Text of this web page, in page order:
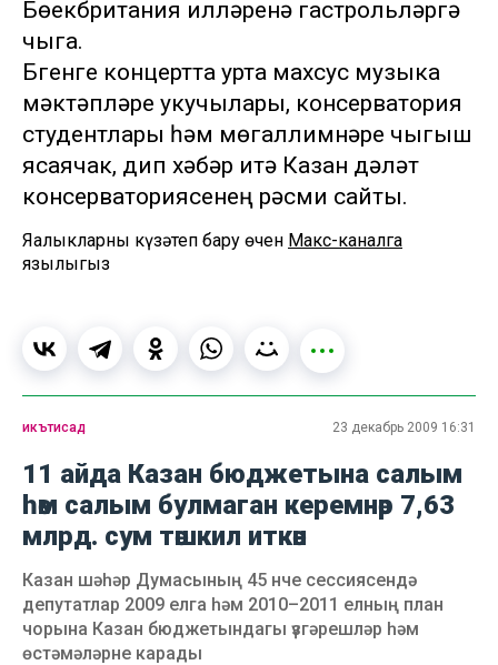
Бөекбритания илләренә гастрольләргә
чыга.
Бүгенге концертта урта махсус музыка
мәктәпләре укучылары, консерватория
студентлары һәм мөгаллимнәре чыгыш
ясаячак, дип хәбәр итә Казан дәүләт
консерваториясенең рәсми сайты.
Яңалыкларны күзәтеп бару өчен Макс-каналга
язылыгыз
икътисад 23 декабрь 2009 16:31
11 айда Казан бюджетына салым
һәм салым булмаган керемнәр 7,63
млрд. сум тәшкил иткән
Казан шәһәр Думасының 45 нче сессиясендә
депутатлар 2009 елга һәм 2010–2011 елның план
чорына Казан бюджетындагы үзгәрешләр һәм
өстәмәләрне карады